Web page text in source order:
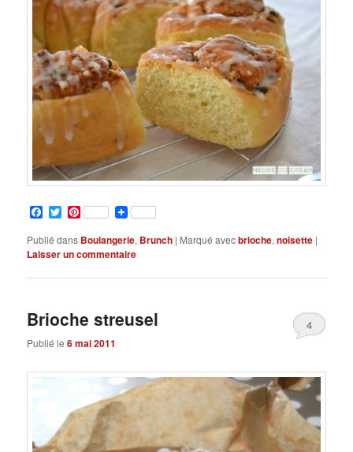
Facebook
TwitterPinterest
Publié dans Boulangerie, Brunch | Marqué avecbrioche,noisette |
Laisser un commentaire
Brioche streusel
Publié le6 mai 2011
4